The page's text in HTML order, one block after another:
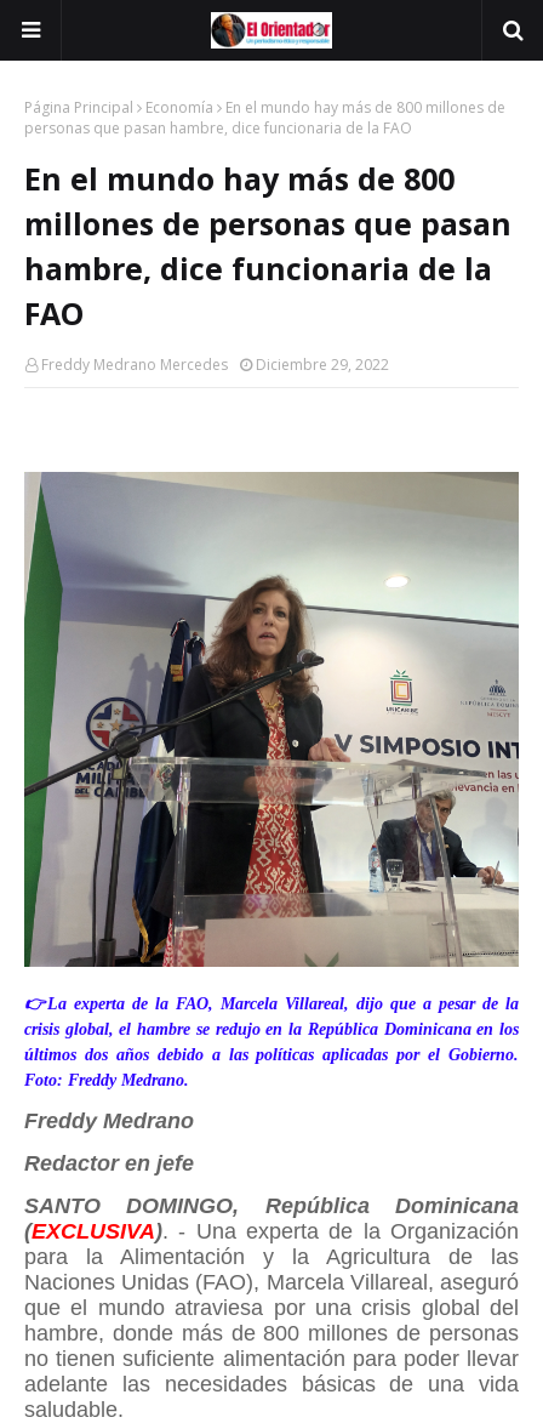
Página Principal Economía
En el mundo hay más de 800 millones de
personas que pasan hambre, dice funcionaria de la FAO
En el mundo hay más de 800
millones de personas que pasan
hambre, dice funcionaria de la
FAO
Freddy Medrano Mercedes Diciembre 29, 2022
👉La experta de la FAO, Marcela Villareal, dijo que a pesar de la
crisis global, el hambre se redujo en la República Dominicana en los
últimos dos años debido a las políticas aplicadas por el Gobierno.
Foto: Freddy Medrano.
Freddy Medrano
Redactor en jefe
SANTO DOMINGO, República Dominicana
(EXCLUSIVA). - Una experta de la Organización
para la Alimentación y la Agricultura de las
Naciones Unidas (FAO), Marcela Villareal, aseguró
que el mundo atraviesa por una crisis global del
hambre, donde más de 800 millones de personas
no tienen suficiente alimentación para poder llevar
adelante las necesidades básicas de una vida
saludable.